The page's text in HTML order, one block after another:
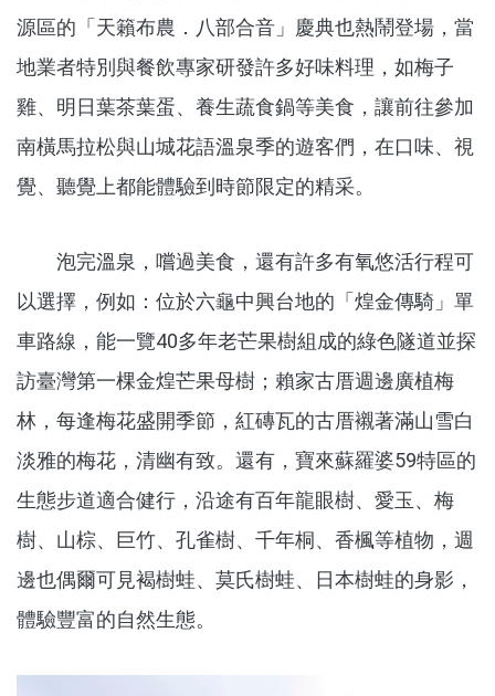
源區的「天籟布農．八部合音」慶典也熱鬧登場，當
地業者特別與餐飲專家研發許多好味料理，如梅子
雞、明日葉茶葉蛋、養生蔬食鍋等美食，讓前往參加
南橫馬拉松與山城花語溫泉季的遊客們，在口味、視
覺、聽覺上都能體驗到時節限定的精采。
泡完溫泉，嚐過美食，還有許多有氧悠活行程可
以選擇，例如：位於六龜中興台地的「煌金傳騎」單
車路線，能一覽40多年老芒果樹組成的綠色隧道並探
訪臺灣第一棵金煌芒果母樹；賴家古厝週邊廣植梅
林，每逢梅花盛開季節，紅磚瓦的古厝襯著滿山雪白
淡雅的梅花，清幽有致。還有，寶來蘇羅婆59特區的
生態步道適合健行，沿途有百年龍眼樹、愛玉、梅
樹、山棕、巨竹、孔雀樹、千年桐、香楓等植物，週
邊也偶爾可見褐樹蛙、莫氏樹蛙、日本樹蛙的身影，
體驗豐富的自然生態。